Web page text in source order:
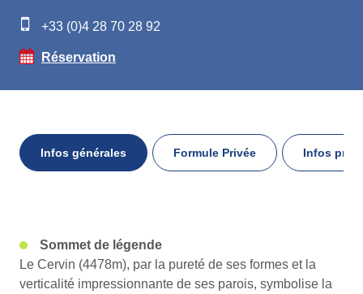
+33 (0)4 28 70 28 92
Réservation
Infos générales Formule Privée Infos
Infos
générales
Sommet de légende
Le Cervin (4478m), par la pureté de ses formes et la
verticalité impressionnante de ses parois, symbolise la